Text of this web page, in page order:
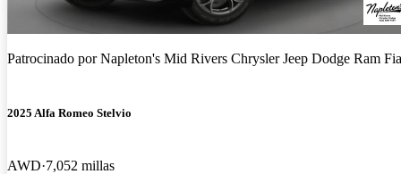
Patrocinado porNapleton's Mid Rivers Chrysler Jeep Dodge Ram
2025 Alfa Romeo Stelvio
AWD 7,052 millas